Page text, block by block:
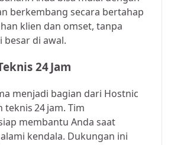
berkembang secara bertahap
klien dan omset, tanpa
besar di awal.​
24 Jam
menjadi bagian dari Hostnic
24 jam. Tim
membantu Anda saat
kendala. Dukungan ini